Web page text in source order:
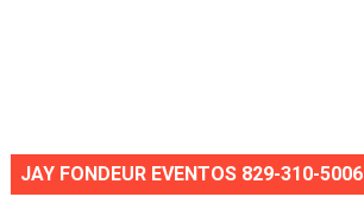
JAY FONDEUR EVENTOS 829-310-5006